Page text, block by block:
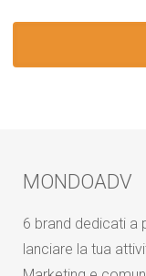
MONDOADV
6 brand dedicati a
lanciare la tua